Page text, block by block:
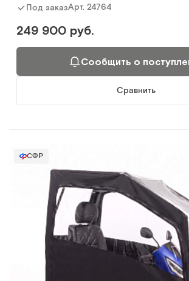
Под заказАрт. 24764
249 900 руб.
Сообщить о
Сравнить
СФР